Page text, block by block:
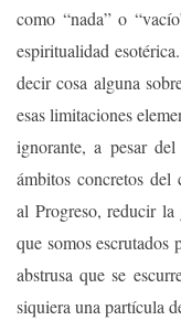
como “nada” o
espiritualidad
decir cosa alguna
esas limitaciones
ignorante, a pesar
ámbitos concretos del
al Progreso, reducir la
que somos
abstrusa que se
siquiera una partícula